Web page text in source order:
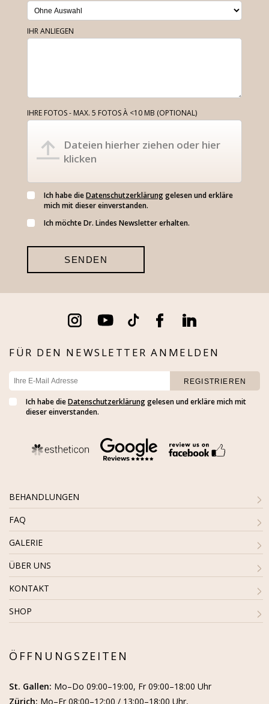
IHR ANLIEGEN
IHRE FOTOS - MAX. 5 FOTOS À <10 MB (OPTIONAL)
Dateien hierher ziehen oder hier
klicken
Ich habe dieDatenschutzerklärunggelesen und erkläre
mich mit dieser einverstanden.
Ich möchte Dr. Lindes Newsletter erhalten.
FÜR DEN NEWSLETTER ANMELDEN
Ich habe dieDatenschutzerklärunggelesen und erkläre mich mit
dieser einverstanden.
BEHANDLUNGEN
FAQ
GALERIE
ÜBER UNS
KONTAKT
SHOP
ÖFFNUNGSZEITEN
St. Gallen: Mo–Do 09:00–19:00, Fr 09:00–18:00 Uhr
Zürich: Mo–Fr 08:00–12:00 / 13:00–18:00 Uhr,